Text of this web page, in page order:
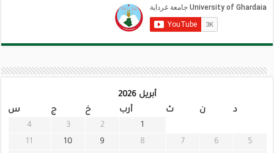
أبريل 2026
د
ن ث أرب خ ج
س
1
2
3
4
5
6
7
8
9
10
11